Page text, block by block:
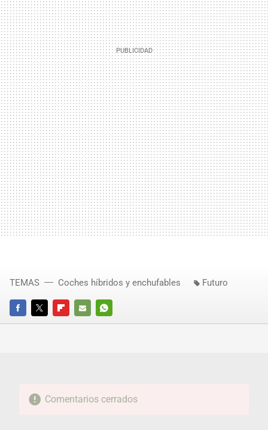
FACEBOOKTWITTERFLIPBOARD
E-
WHATSAPP
TEMAS Coches híbridos y enchufables Futuro
Comentarios cerrados